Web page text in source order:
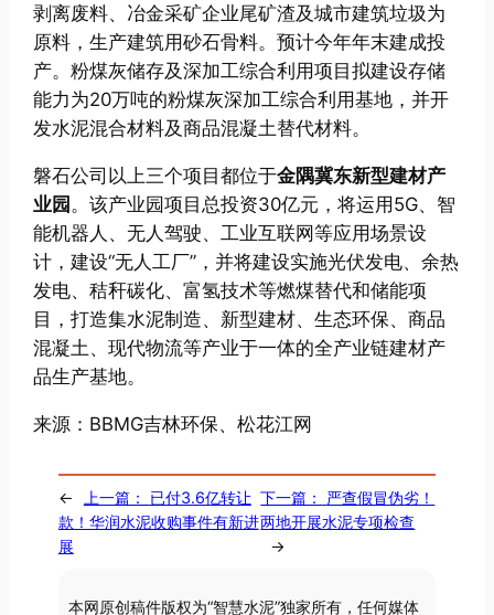
剥离废料、冶金采矿企业尾矿渣及城市建筑垃圾为
原料，生产建筑用砂石骨料。预计今年年末建成投
产。粉煤灰储存及深加工综合利用项目拟建设存储
能力为20万吨的粉煤灰深加工综合利用基地，并开
发水泥混合材料及商品混凝土替代材料。
磐石公司以上三个项目都位于金隅冀东新型建材产
业园。该产业园项目总投资30亿元，将运用5G、智
能机器人、无人驾驶、工业互联网等应用场景设
计，建设“无人工厂”，并将建设实施光伏发电、余热
发电、秸秆碳化、富氢技术等燃煤替代和储能项
目，打造集水泥制造、新型建材、生态环保、商品
混凝土、现代物流等产业于一体的全产业链建材产
品生产基地。
来源：BBMG吉林环保、松花江网
← 上一篇： 已付3.6亿转让
款！华润水泥收购事件有新进
展
下一篇：
严查假冒伪劣！
两地开展水泥专项检查
→
本网原创稿件版权为“智慧水泥”独家所有，任何媒体